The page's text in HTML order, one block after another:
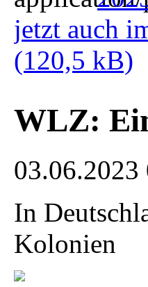
jetzt auch
(120,5 kB)
WLZ:
03.06.2023
In
Kolonien